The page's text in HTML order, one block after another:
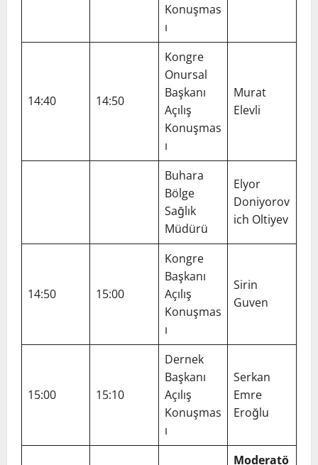
Konuşmas
ı
14:40 14:50
Kongre
Onursal
Başkanı
Açılış
Konuşmas
ı
Murat
Elevli
Buhara
Bölge
Sağlık
Müdürü
Elyor
Doniyorov
ich Oltiyev
14:50 15:00
Kongre
Başkanı
Açılış
Konuşmas
ı
Sirin
Guven
15:00 15:10
Dernek
Başkanı
Açılış
Konuşmas
ı
Serkan
Emre
Eroğlu
Moderatö